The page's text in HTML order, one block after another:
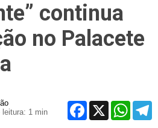
continua
no Palacete
leitura: 1 min
Facebook
X